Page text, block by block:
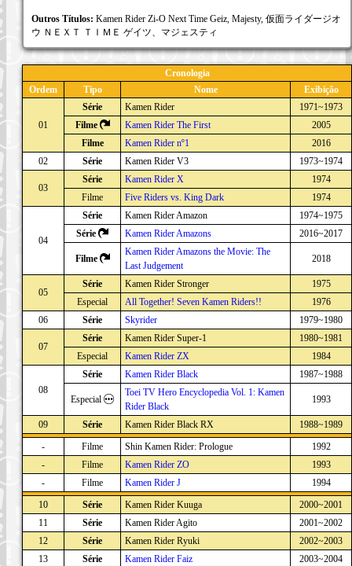
Outros Títulos: Kamen Rider Zi-O Next Time Geiz, Majesty, 仮面ライダージオ
ウ ＮＥＸＴ ＴＩＭＥ ゲイツ、マジェスティ
Cronologia
Ordem
Tipo Nome Exibição
01
Série Kamen Rider
1971~1973
Filme
Kamen Rider The First
2005
Filme
Kamen Rider nº1
2016
02
Série Kamen Rider V3 1973~1974
03
Série Kamen Rider X
1974
Filme
Five Riders vs. King Dark 1974
04
Série Kamen Rider Amazon
1974~1975
Série
Kamen Rider Amazons 2016~2017
Filme
Kamen Rider Amazons the Movie: The
Last Judgement
2018
05
Série Kamen Rider Stronger
1975
Especial
All Together! Seven Kamen Riders!!
1976
06
Série Skyrider 1979~1980
07
Série Kamen Rider Super-1
1980~1981
Especial
Kamen Rider ZX 1984
08
Série Kamen Rider Black 1987~1988
Especial
Toei TV Hero Encyclopedia Vol. 1: Kamen
Rider Black
1993
09 Série Kamen Rider Black RX
1988~1989
-
Filme Shin Kamen Rider: Prologue
1992
-
Filme Kamen Rider ZO
1993
-
Filme Kamen Rider J
1994
10
Série Kamen Rider Kuuga
2000~2001
11
Série Kamen Rider Agito
2001~2002
12
Série Kamen Rider Ryuki
2002~2003
13
Série Kamen Rider Faiz
2003~2004